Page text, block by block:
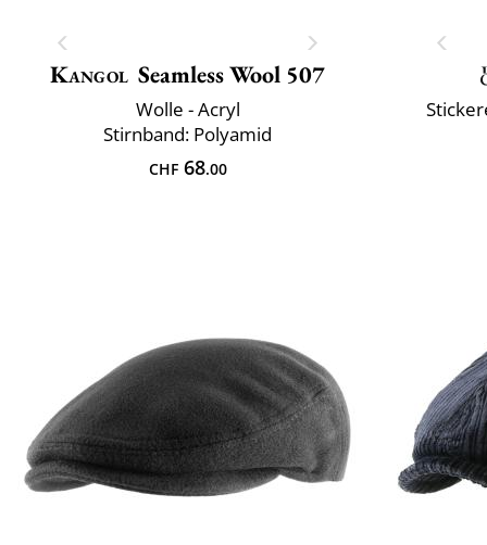
Kangol Seamless Wool 507
Wolle - Acryl
Stirnband: Polyamid
CHF68.00